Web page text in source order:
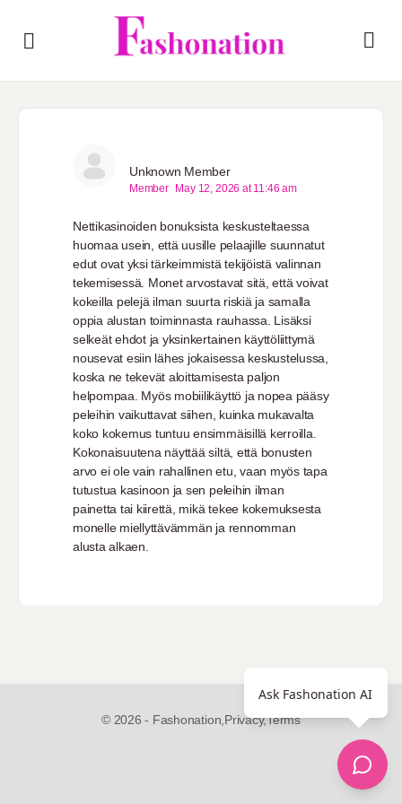
Unknown Member
Member May 12, 2026 at 11:46 am
Nettikasinoiden bonuksista keskusteltaessa
huomaa usein, että uusille pelaajille suunnatut
edut ovat yksi tärkeimmistä tekijöistä valinnan
tekemisessä. Monet arvostavat sitä, että voivat
kokeilla pelejä ilman suurta riskiä ja samalla
oppia alustan toiminnasta rauhassa. Lisäksi
selkeät ehdot ja yksinkertainen käyttöliittymä
nousevat esiin lähes jokaisessa keskustelussa,
koska ne tekevät aloittamisesta paljon
helpompaa. Myös mobiilikäyttö ja nopea pääsy
peleihin vaikuttavat siihen, kuinka mukavalta
koko kokemus tuntuu ensimmäisillä kerroilla.
Kokonaisuutena näyttää siltä, että bonusten
arvo ei ole vain rahallinen etu, vaan myös tapa
tutustua kasinoon ja sen peleihin ilman
painetta tai kiirettä, mikä tekee kokemuksesta
monelle miellyttävämmän ja rennomman
alusta alkaen.
© 2026 - Fashonation, Privacy,Terms
Ask Fashonation AI